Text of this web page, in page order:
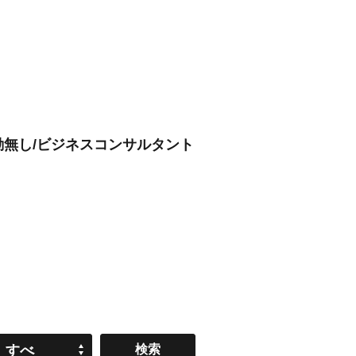
し/ビジネスコンサルタント
すべ